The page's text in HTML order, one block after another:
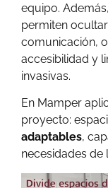
equipo.
permiten
comunicación,
accesibilidad y
invasivas.
En Mamper
proyecto:
adaptables,
necesidades de